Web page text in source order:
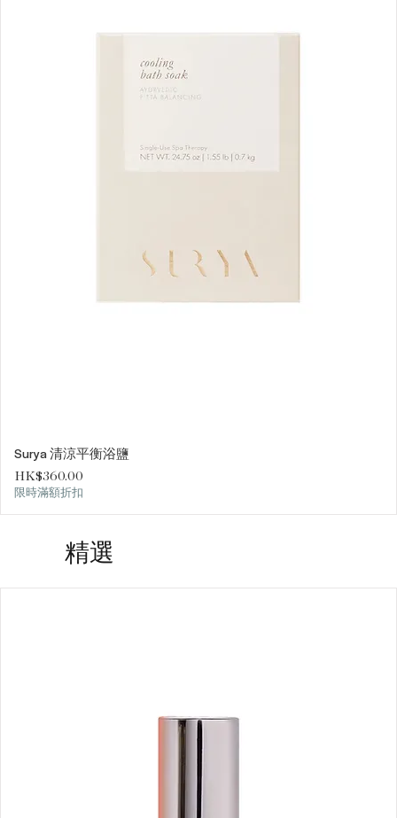
Surya 清涼平衡浴鹽
價格
HK$360.00
限時滿額折扣
精選